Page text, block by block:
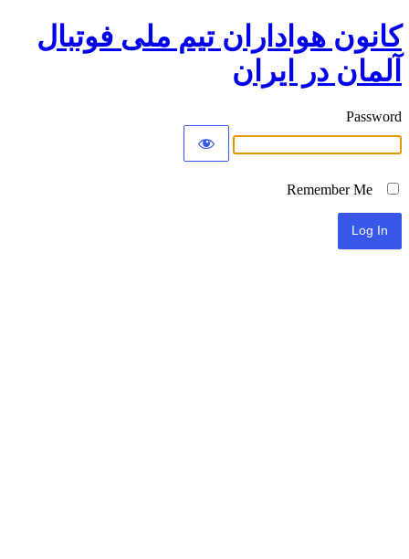
کانون هواداران تیم ملی فوتبال
آلمان در ایران
Password
Remember Me